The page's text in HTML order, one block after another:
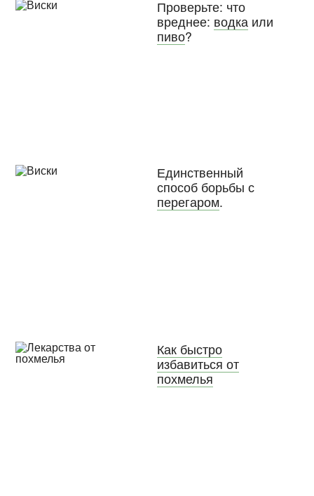
Проверьте: что
вреднее: водкаили
пиво?
Единственный
способ борьбы с
перегаром.
Как быстро
избавиться от
похмелья